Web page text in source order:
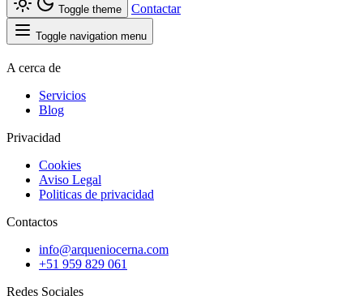
Toggle theme Contactar
Toggle navigation menu
A cerca de
Servicios
Blog
Privacidad
Cookies
Aviso Legal
Politicas de privacidad
Contactos
info@arqueniocerna.com
+51 959 829 061
Redes Sociales